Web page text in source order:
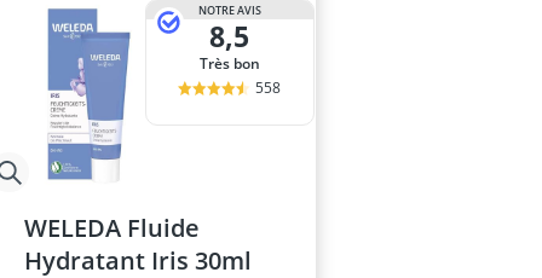
NOTRE AVIS
8,5
Très bon
558
WELEDA Fluide
Hydratant Iris 30ml